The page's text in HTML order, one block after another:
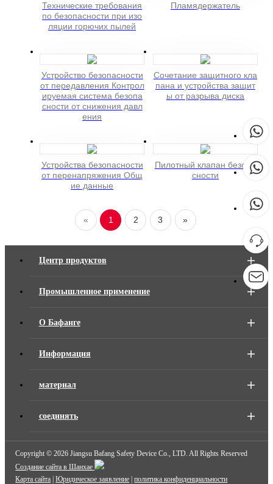
Технические требования
по безопасности при изо
ляции горючих пылей
Пламядержатель
Устройство безопасности
от передавления Контрол
ируемая система безопа
сности от снижения давл
ения
Сочетание защитного кла
пана и устройства защит
ы от разрыва диска
Устройства безопасности
от перенапряжения Общ
ие данные
Пилотный клапан безопа
сности
« 1 2 3 »
Центр продуктов
Промышленное применение
О Бафанге
Информация
материал
соединять
Copyright ©2026 Jiangsu Bafang Safety Device Co., LTD. All Rights Reserved
Создание сайта в Шанхае
Карта сайта |Юридическое заявление |политика конфиденциальности